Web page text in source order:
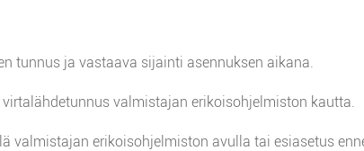
tunnus ja vastaava sijainti asennuksen aikana.
valmistajan erikoisohjelmiston kautta.
valmistajan erikoisohjelmiston avulla tai esiasetus